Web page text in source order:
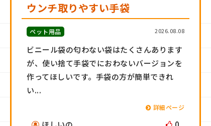
ウンチ取りやすい手袋
ペット用品 2026.08.08
ビニール袋の匂わない袋はたくさんあります
が、使い捨て手袋でにおわないバージョンを
作ってほしいです。手袋の方が簡単できれ
い...
詳細ページ